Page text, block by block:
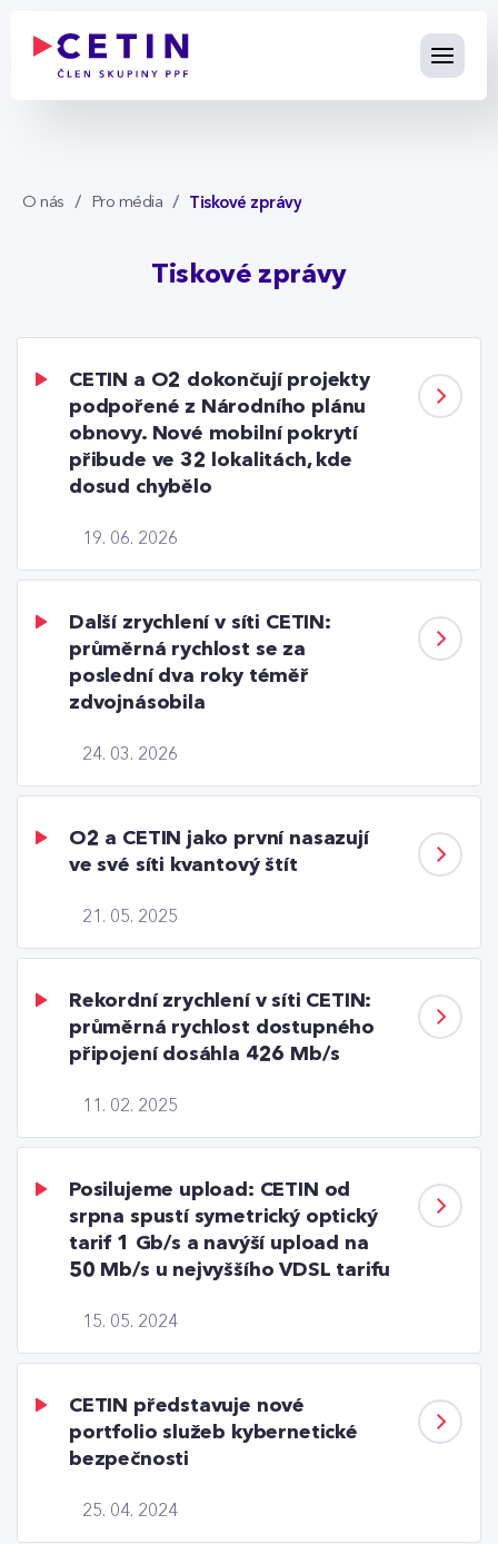
O nás Pro média Tiskové zprávy
Tiskové zprávy
19. 06. 2026
CETIN a O2 dokončují projekty
podpořené z Národního plánu
obnovy. Nové mobilní pokrytí
přibude ve 32 lokalitách, kde
dosud chybělo
24. 03. 2026
Další zrychlení v síti CETIN:
průměrná rychlost se za
poslední dva roky téměř
zdvojnásobila
21. 05. 2025
O2 a CETIN jako první nasazují
ve své síti kvantový štít
11. 02. 2025
Rekordní zrychlení v síti CETIN:
průměrná rychlost dostupného
připojení dosáhla 426 Mb/s
15. 05. 2024
Posilujeme upload: CETIN od
srpna spustí symetrický optický
tarif 1 Gb/s a navýší upload na
50 Mb/s u nejvyššího VDSL tarifu
25. 04. 2024
CETIN představuje nové
portfolio služeb kybernetické
bezpečnosti